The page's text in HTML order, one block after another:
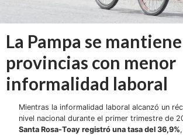
La Pampa se
provincias con menor
informalidad laboral
Mientras la informalidad laboral alcanzó un
nivel nacional durante el primer trimestre de
Santa Rosa-Toay registró una tasa del 36,9%